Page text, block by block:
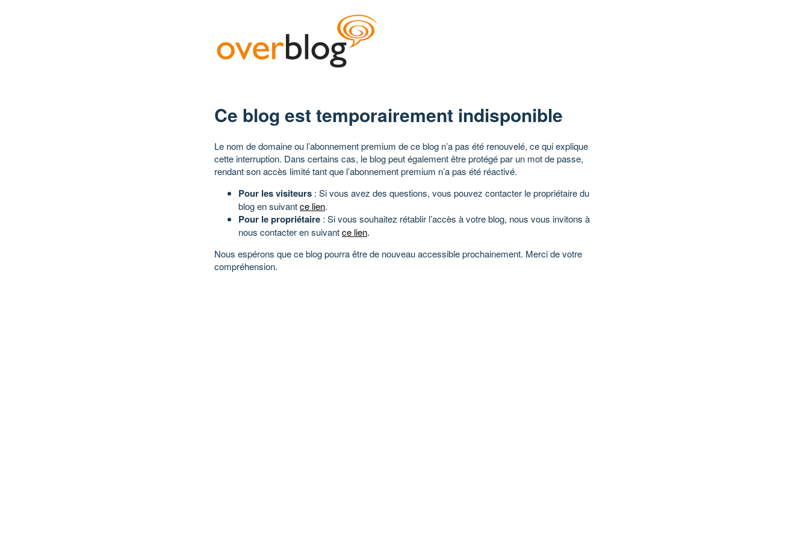
Ce blog est temporairement indisponible
Le nom de domaine ou l’abonnement premium de ce blog n’a pas été renouvelé, ce qui explique
cette interruption. Dans certains cas, le blog peut également être protégé par un mot de passe,
rendant son accès limité tant que l’abonnement premium n’a pas été réactivé.
Pour les visiteurs : Si vous avez des questions, vous pouvez contacter le propriétaire du
blog en suivantce lien.
Pour le propriétaire : Si vous souhaitez rétablir l’accès à votre blog, nous vous invitons à
nous contacter en suivantce lien.
Nous espérons que ce blog pourra être de nouveau accessible prochainement. Merci de votre
compréhension.